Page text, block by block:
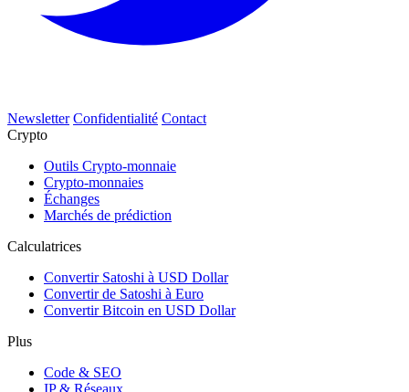
Newsletter Confidentialité Contact
Crypto
Outils Crypto-monnaie
Crypto-monnaies
Échanges
Marchés de prédiction
Calculatrices
Convertir Satoshi à USD Dollar
Convertir de Satoshi à Euro
Convertir Bitcoin en USD Dollar
Plus
Code & SEO
IP & Réseaux